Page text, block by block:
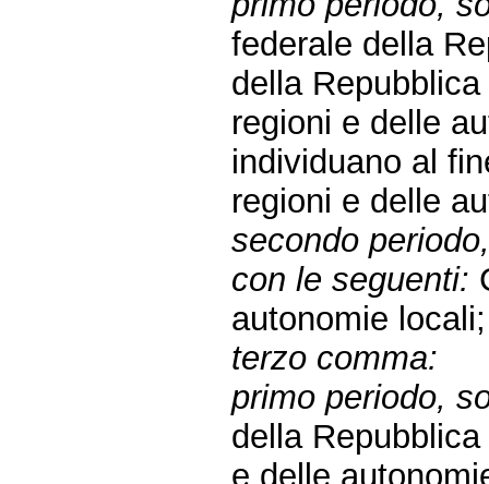
federale della
della
regioni e delle
individuano al
regioni e delle
secondo
con le seguenti:
autonomie locali;
terzo comma:
primo periodo,
della
e delle